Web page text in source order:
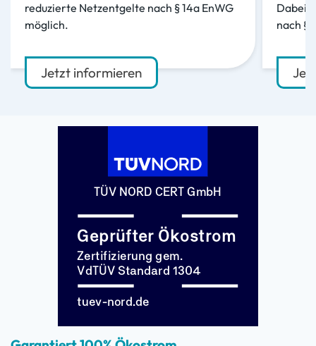
reduzierte Netzentgelte nach § 14a EnWG
möglich.
Jetzt informieren
Dabei
nach §